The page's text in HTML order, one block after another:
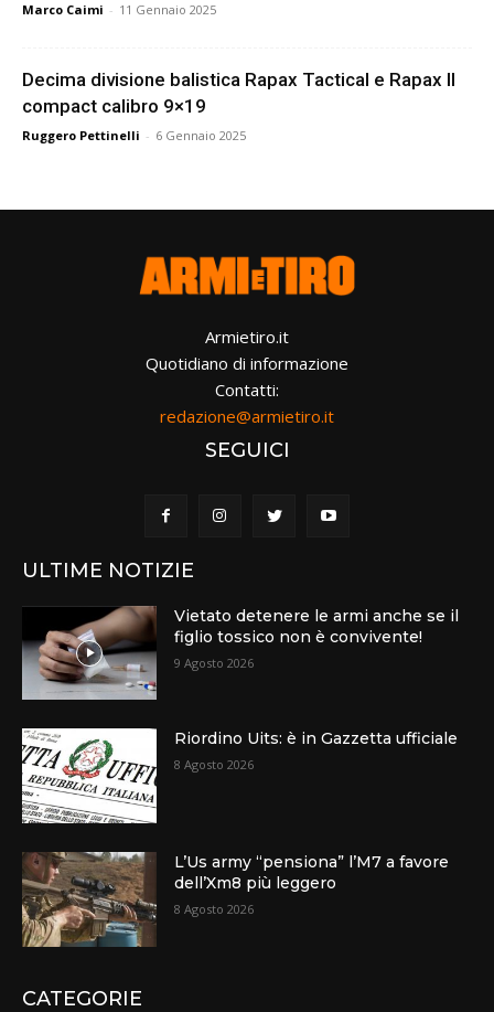
Marco Caimi - 11 Gennaio 2025
Decima divisione balistica Rapax Tactical e Rapax II
compact calibro 9×19
Ruggero Pettinelli - 6 Gennaio 2025
Armietiro.it
Quotidiano di informazione
Contatti:
redazione@armietiro.it
SEGUICI
ULTIME NOTIZIE
Vietato detenere le armi anche se il
figlio tossico non è convivente!
9 Agosto 2026
Riordino Uits: è in Gazzetta ufficiale
8 Agosto 2026
L’Us army “pensiona” l’M7 a favore
dell’Xm8 più leggero
8 Agosto 2026
CATEGORIE